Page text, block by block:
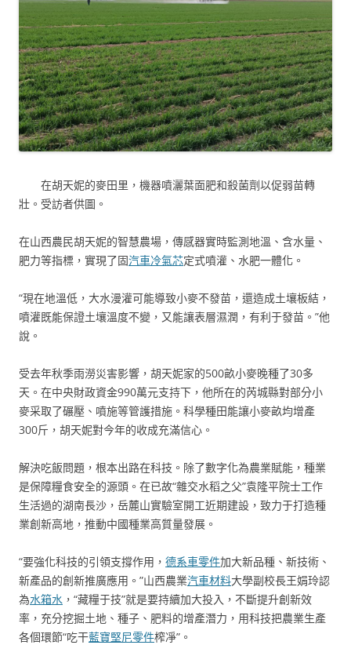
在胡天妮的麥田里，機器噴灑葉面肥和殺菌劑以促弱苗轉
壯。受訪者供圖。
在山西農民胡天妮的智慧農場，傳感器實時監測地溫、含水量、
肥力等指標，實現了固汽車冷氣芯定式噴灌、水肥一體化。
“現在地溫低，大水漫灌可能導致小麥不發苗，還造成土壤板結，
噴灌既能保證土壤溫度不變，又能讓表層濕潤，有利于發苗。”他
說。
受去年秋季雨澇災害影響，胡天妮家的500畝小麥晚種了30多
天。在中央財政資金990萬元支持下，他所在的芮城縣對部分小
麥采取了碾壓、噴施等管護措施。科學種田能讓小麥畝均增產
300斤，胡天妮對今年的收成充滿信心。
解決吃飯問題，根本出路在科技。除了數字化為農業賦能，種業
是保障糧食安全的源頭。在已故“雜交水稻之父”袁隆平院士工作
生活過的湖南長沙，岳麓山實驗室開工近期建設，致力于打造種
業創新高地，推動中國種業高質量發展。
“要強化科技的引領支撐作用， 德系車零件加大新品種、新技術、
新產品的創新推廣應用。”山西農業汽車材料大學副校長王娟玲認
為水箱水 ，“藏糧于技”就是要持續加大投入，不斷提升創新效
率，充分挖掘土地、種子、肥料的增產潛力，用科技把農業生產
各個環節“吃干藍寶堅尼零件榨凈”。